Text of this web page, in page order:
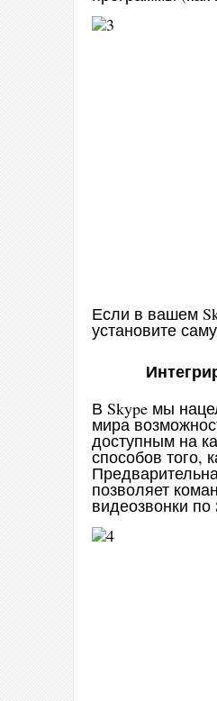
Если в вашем
установите
В Skype мы
мира
доступным на
способов того,
позволяет
видеозвонки